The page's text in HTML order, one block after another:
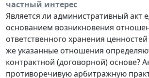
частный интерес
Является ли административный акт
основанием возникновения
ответственного хранения
же указанные отношения
контрактной (договорной) основе?
противоречивую арбитражную